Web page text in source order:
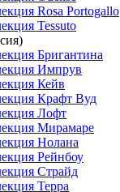
Rosa Portogallo
Tessuto
Бригантина
Импрув
Кейв
Крафт Вуд
Лофт
Мирамаре
Нолана
Рейнбоу
Страйд
Терра